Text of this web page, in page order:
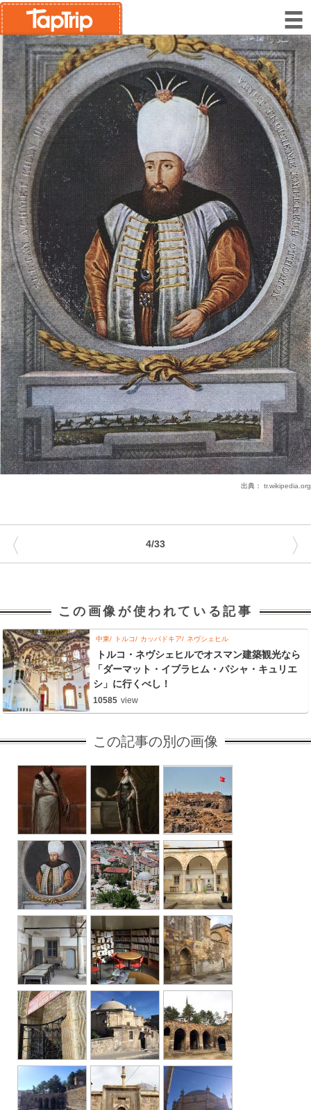
出典： tr.wikipedia.org
4/33
〈 〉
この画像が使われている記事
中東 トルコ カッパドキア ネヴシェヒル
トルコ・ネヴシェヒルでオスマン建築観光なら
「ダーマット・イブラヒム・パシャ・キュリエ
シ」に行くべし！
10585 view
この記事の別の画像